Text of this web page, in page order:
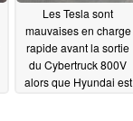
Les Tesla sont
mauvaises en charge
rapide avant la sortie
du Cybertruck 800V
alors que Hyundai est